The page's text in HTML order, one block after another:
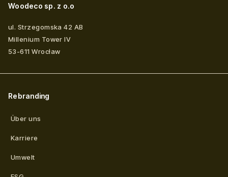
Woodeco sp. z o.o
ul. Strzegomska 42 AB
Millenium Tower IV
53-611 Wrocław
Rebranding
Über uns
Karriere
Umwelt